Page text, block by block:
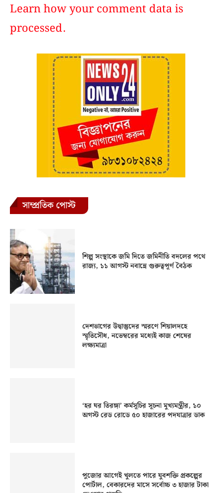
Learn how your comment data is
processed.
সাম্প্রতিক পোস্ট
শিল্প সংস্থাকে জমি দিতে জমিনীতি বদলের পথে
রাজ্য, ১১ আগস্ট নবান্নে গুরুত্বপূর্ণ বৈঠক
দেশভাগের উদ্বাস্তুদের স্মরণে শিয়ালদহে
স্মৃতিসৌধ, নভেম্বরের মধ্যেই কাজ শেষের
লক্ষ্যমাত্রা
‘হর ঘর তিরঙ্গা’ কর্মসূচির সূচনা মুখ্যমন্ত্রীর, ১০
অগস্ট রেড রোডে ৫০ হাজারের পদযাত্রার ডাক
পুজোর আগেই খুলতে পারে যুবশক্তি প্রকল্পের
পোর্টাল, বেকারদের মাসে সর্বোচ্চ ৩ হাজার টাকা